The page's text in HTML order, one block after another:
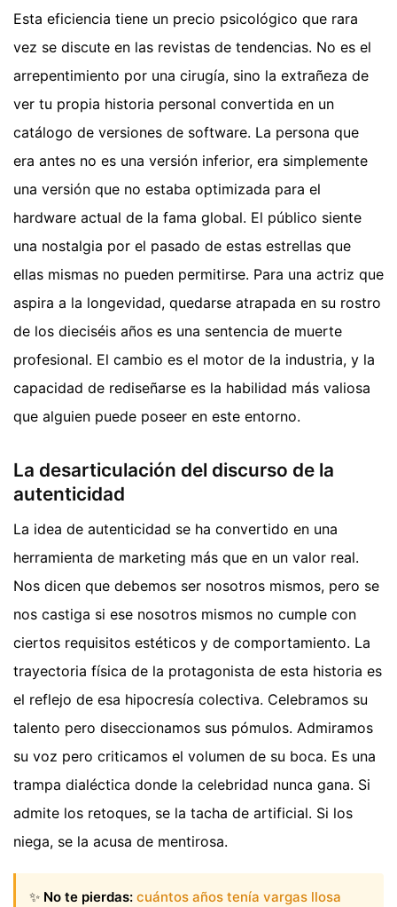
Esta eficiencia tiene un precio psicológico que rara
vez se discute en las revistas de tendencias. No es el
arrepentimiento por una cirugía, sino la extrañeza de
ver tu propia historia personal convertida en un
catálogo de versiones de software. La persona que
era antes no es una versión inferior, era simplemente
una versión que no estaba optimizada para el
hardware actual de la fama global. El público siente
una nostalgia por el pasado de estas estrellas que
ellas mismas no pueden permitirse. Para una actriz que
aspira a la longevidad, quedarse atrapada en su rostro
de los dieciséis años es una sentencia de muerte
profesional. El cambio es el motor de la industria, y la
capacidad de rediseñarse es la habilidad más valiosa
que alguien puede poseer en este entorno.
La desarticulación del discurso de la
autenticidad
La idea de autenticidad se ha convertido en una
herramienta de marketing más que en un valor real.
Nos dicen que debemos ser nosotros mismos, pero se
nos castiga si ese nosotros mismos no cumple con
ciertos requisitos estéticos y de comportamiento. La
trayectoria física de la protagonista de esta historia es
el reflejo de esa hipocresía colectiva. Celebramos su
talento pero diseccionamos sus pómulos. Admiramos
su voz pero criticamos el volumen de su boca. Es una
trampa dialéctica donde la celebridad nunca gana. Si
admite los retoques, se la tacha de artificial. Si los
niega, se la acusa de mentirosa.
✨ No te pierdas: cuántos años tenía vargas llosa